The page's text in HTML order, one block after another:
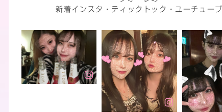
新着インスタ・ティックトック・ユーチューブ